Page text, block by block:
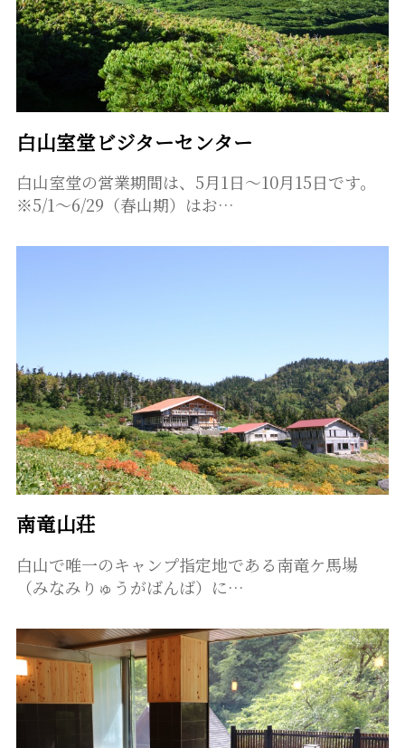
白山室堂ビジターセンター
白山室堂の営業期間は、5月1日～10月15日です。
※5/1～6/29（春山期）はお…
南竜山荘
白山で唯一のキャンプ指定地である南竜ケ馬場
（みなみりゅうがばんば）に…